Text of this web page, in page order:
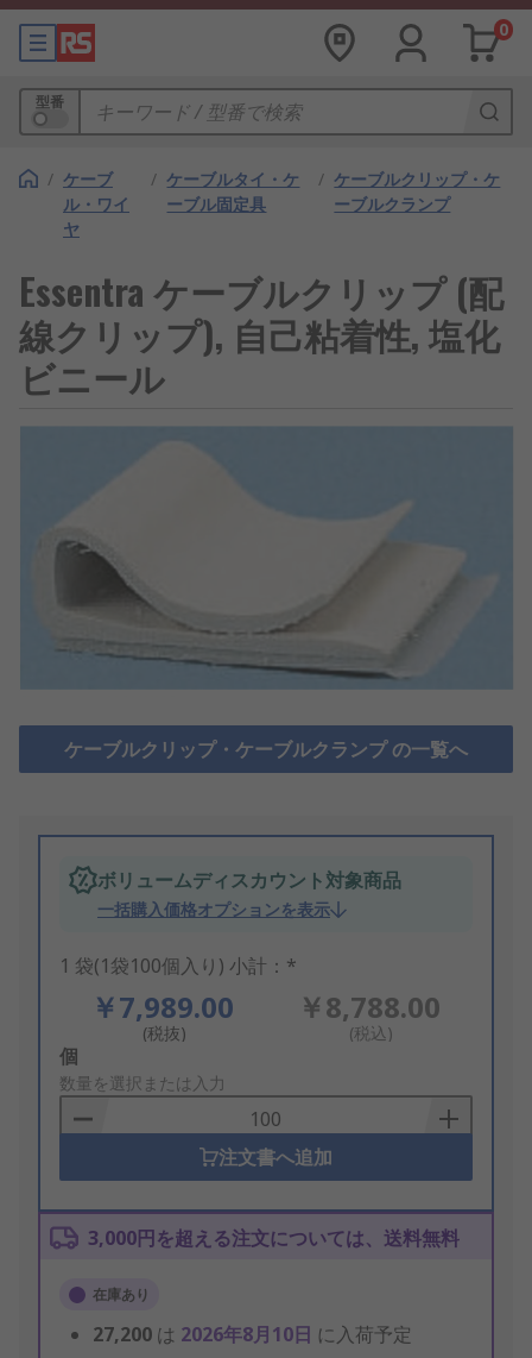
0
型番
/ ケーブ
ル・ワイ
ヤ
/ ケーブルタイ・ケ
ーブル固定具
/ ケーブルクリップ・ケ
ーブルクランプ
Essentra ケーブルクリップ (配
線クリップ), 自己粘着性, 塩化
ビニール
ケーブルクリップ・ケーブルクランプ の一覧へ
ボリュームディスカウント対象商品
一括購入価格オプションを表示
1 袋(1袋100個入り) 小計：*
￥7,989.00
(税抜)
￥8,788.00
(税込)
Add
to
Basket
個
数量を選択または入力
注文書へ追加
3,000円を超える注文については、送料無料
在庫あり
27,200 は 2026年8月10日 に入荷予定